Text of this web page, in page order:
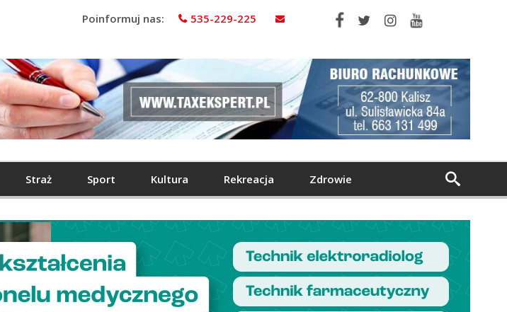
Poinformuj nas: 535-229-225
Straż Sport Kultura Rekreacja Zdrowie